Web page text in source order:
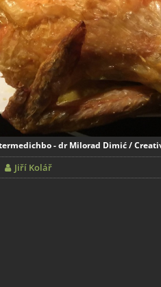
- dr Milorad Dimić /
Jiří Kolář